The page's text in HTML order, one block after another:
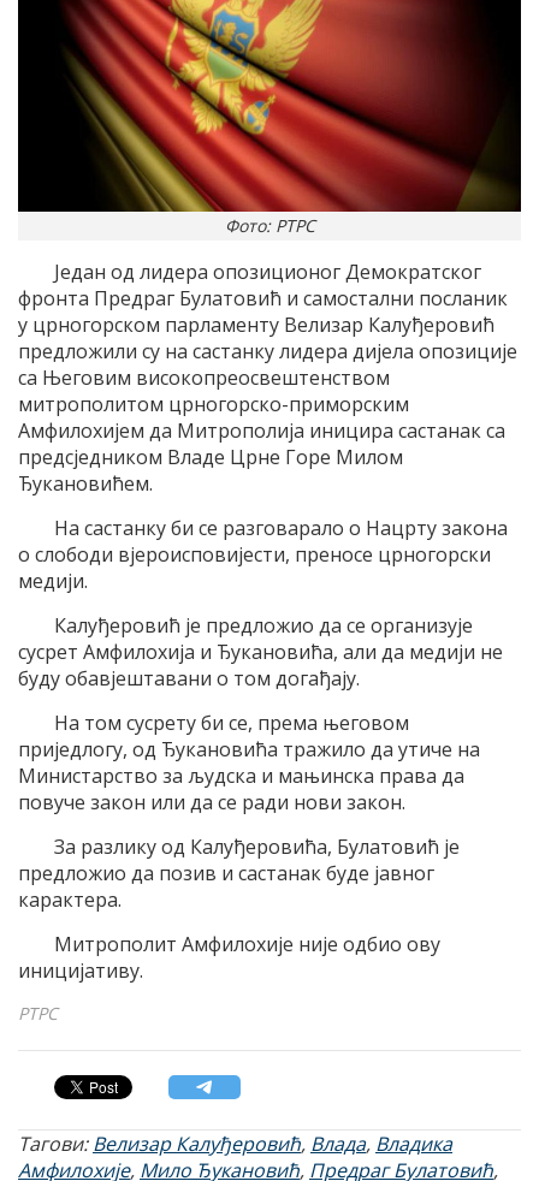
Фото: РТРС
Један од лидера опозиционог Демократског
фронта Предраг Булатовић и самостални посланик
у црногорском парламенту Велизар Калуђеровић
предложили су на састанку лидера дијела опозиције
са Његовим високопреосвештенством
митрополитом црногорско-приморским
Амфилохијем да Митрополија иницира састанак са
предсједником Владе Црне Горе Милом
Ђукановићем.
На састанку би се разговарало о Нацрту закона
о слободи вјероисповијести, преносе црногорски
медији.
Калуђеровић је предложио да се организује
сусрет Амфилохија и Ђукановића, али да медији не
буду обавјештавани о том догађају.
На том сусрету би се, према његовом
приједлогу, од Ђукановића тражило да утиче на
Министарство за људска и мањинска права да
повуче закон или да се ради нови закон.
За разлику од Калуђеровића, Булатовић је
предложио да позив и састанак буде јавног
карактера.
Митрополит Амфилохије није одбио ову
иницијативу.
РТРС
Тагови:Велизар Калуђеровић, Влада, Владика
Амфилохије, Мило Ђукановић, Предраг Булатовић,